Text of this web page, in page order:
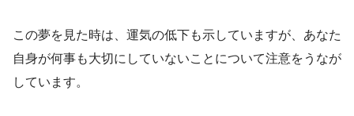
この夢を見た時は、運気の低下も示していますが、あなた
自身が何事も大切にしていないことについて注意をうなが
しています。